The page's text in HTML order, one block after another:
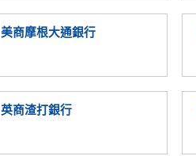
美商摩根大通銀行
英商渣打銀行